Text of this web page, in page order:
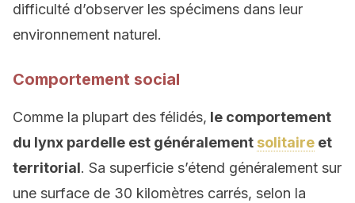
difficulté d’observer les spécimens dans leur
environnement naturel.
Comportement social
Comme la plupart des félidés, le comportement
du lynx pardelle est généralement solitaire et
territorial. Sa superficie s’étend généralement sur
une surface de 30 kilomètres carrés, selon la